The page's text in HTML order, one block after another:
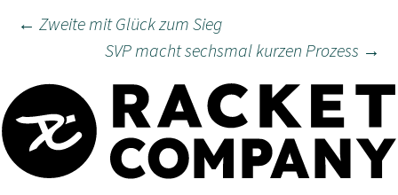
Beitragsnavigation
← Zweite mit Glück zum Sieg
SVP macht sechsmal kurzen Prozess →